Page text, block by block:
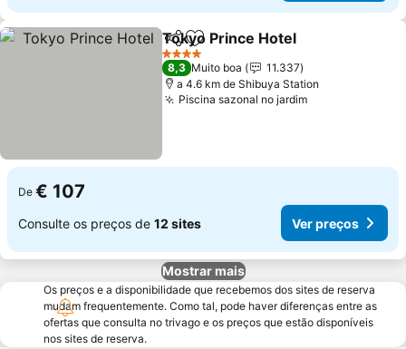
PartilharAdicionar aos favoritos
Tokyo Prince Hotel
4 Estrelas
8,3 Muito boa
11.337
a 4.6 km de Shibuya Station
Piscina sazonal no jardim
De € 107
Consulte os preços de 12 sites Ver preços
Mostrar mais
Os preços e a disponibilidade que recebemos dos sites de reserva
mudam frequentemente. Como tal, pode haver diferenças entre as
ofertas que consulta no trivago e os preços que estão disponíveis
nos sites de reserva.